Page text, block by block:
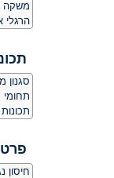
משקה
הרגלי
סגנון
תחומי
חיסון